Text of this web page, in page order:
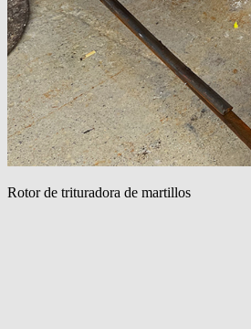
Rotor de trituradora de martillos